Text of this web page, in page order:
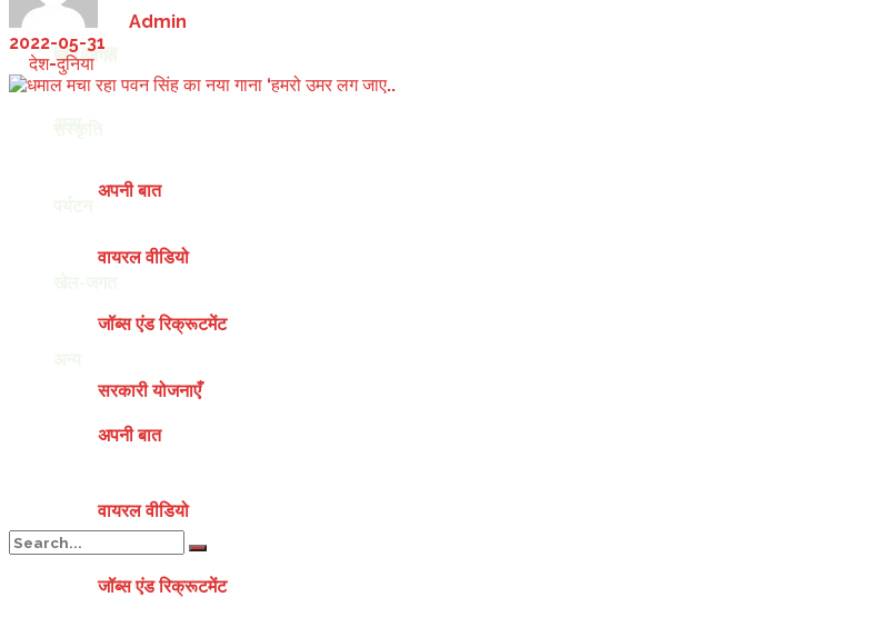
खेल-जगत
अपनी बात
वायरल वीडियो
जॉब्स एंड रिक्रूटमेंट
सरकारी योजनाएँ
देश-दुनिया
अपनी बात
वायरल वीडियो
जॉब्स एंड रिक्रूटमेंट
Admin
2022-05-31
देश-दुनिया